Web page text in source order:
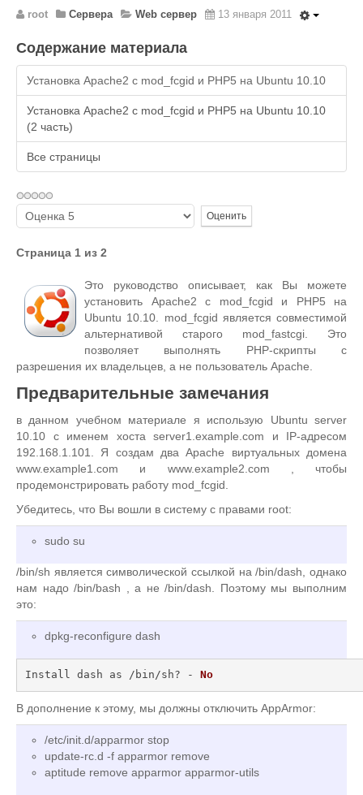
Контакты
Поиск по сайту
root Сервера Web сервер 13 января 2011
Содержание материала
Установка Apache2 с mod_fcgid и PHP5 на Ubuntu 10.10
Установка Apache2 с mod_fcgid и PHP5 на Ubuntu 10.10
(2 часть)
Все страницы
Пожалуйста,
оцените
Страница 1 из 2
Это руководство описывает, как Вы можете
установить Apache2 с mod_fcgid и PHP5 на
Ubuntu 10.10. mod_fcgid является совместимой
альтернативой старого mod_fastcgi. Это
позволяет выполнять PHP-скрипты с
разрешения их владельцев, а не пользователь Apache.
Предварительные замечания
в данном учебном материале я использую Ubuntu server
10.10 с именем хоста server1.example.com и IP-адресом
192.168.1.101. Я создам два Apache виртуальных домена
www.example1.com и www.example2.com , чтобы
продемонстрировать работу mod_fcgid.
Убедитесь, что Вы вошли в систему с правами root:
sudo su
/bin/sh является символической ссылкой на /bin/dash, однако
нам надо /bin/bash , а не /bin/dash. Поэтому мы выполним
это:
dpkg-reconfigure dash
Install dash as /bin/sh? - No
В дополнение к этому, мы должны отключить AppArmor:
/etc/init.d/apparmor stop
update-rc.d -f apparmor remove
aptitude remove apparmor apparmor-utils